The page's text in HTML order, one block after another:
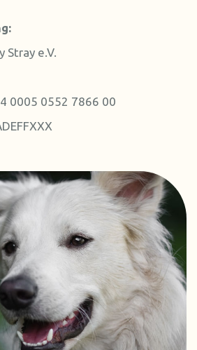
Stray e.V.
0005 0552 7866 00